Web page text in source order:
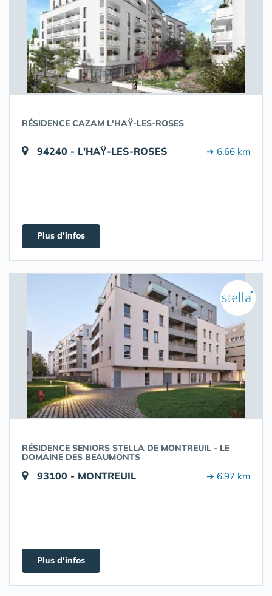
RÉSIDENCE CAZAM L'HAŸ-LES-ROSES
94240 - L'HAŸ-LES-ROSES ➔ 6.66 km
Plus d'infos
RÉSIDENCE SENIORS STELLA DE MONTREUIL - LE
DOMAINE DES BEAUMONTS
93100 - MONTREUIL ➔ 6.97 km
Plus d'infos